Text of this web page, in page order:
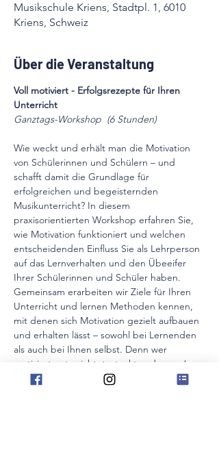
Musikschule Kriens, Stadtpl. 1, 6010
Kriens, Schweiz
Über die Veranstaltung
Voll motiviert - Erfolgsrezepte für Ihren
Unterricht
Ganztags-Workshop  (6 Stunden)
Wie weckt und erhält man die Motivation
von Schülerinnen und Schülern – und
schafft damit die Grundlage für
erfolgreichen und begeisternden
Musikunterricht? In diesem
praxisorientierten Workshop erfahren Sie,
wie Motivation funktioniert und welchen
entscheidenden Einfluss Sie als Lehrperson
auf das Lernverhalten und den Übeeifer
Ihrer Schülerinnen und Schüler haben.
Gemeinsam erarbeiten wir Ziele für Ihren
Unterricht und lernen Methoden kennen,
mit denen sich Motivation gezielt aufbauen
und erhalten lässt – sowohl bei Lernenden
als auch bei Ihnen selbst. Denn wer
motiviert unterrichtet, steckt andere an!
Freuen Sie sich auf eine Fortbildung voller